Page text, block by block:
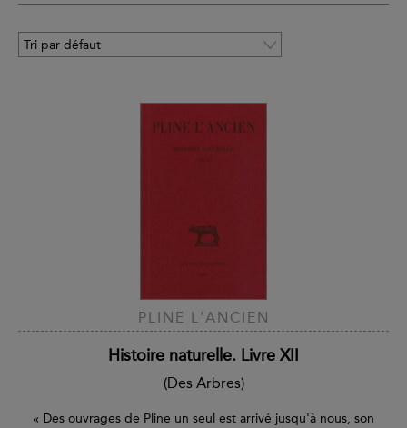
PLINE L'ANCIEN
Histoire naturelle. Livre XII
(Des Arbres)
« Des ouvrages de Pline un seul est arrivé jusqu'à nous, son